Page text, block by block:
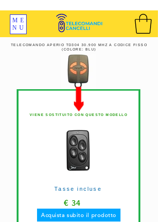
ME
NU
TELECOMANDO APERIO TD304 30.900 MHZ A CODICE FISSO
(COLORE: BLU)
VIENE SOSTITUITO CON QUESTO MODELLO
€ 34
Acquista subito il prodotto
Tasse incluse